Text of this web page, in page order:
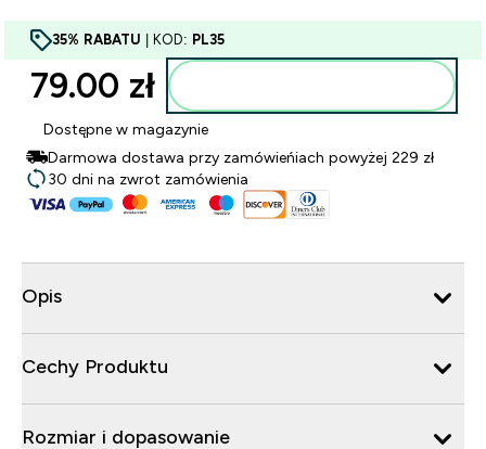
35% RABATU | KOD: PL35
79.00 zł‎
Dostępne w magazynie
Darmowa dostawa przy zamówieńiach powyżej 229 zł
30 dni na zwrot zamówienia
Opis
Cechy Produktu
Rozmiar i dopasowanie